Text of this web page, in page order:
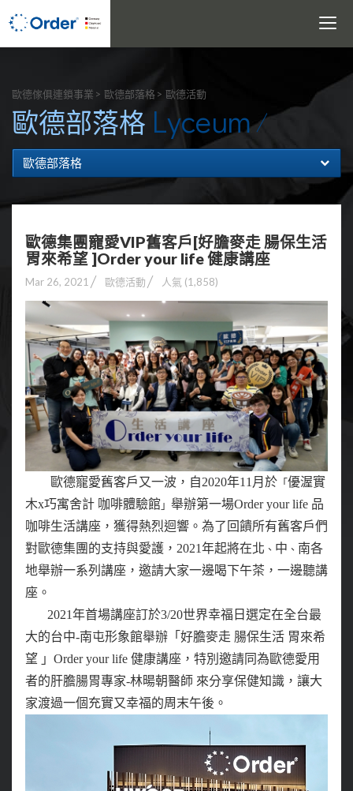
Toggle
歐德傢俱連鎖事業 歐德部落格 歐德活動
歐德部落格 Lyceum
歐德部落格
歐德集團寵愛VIP舊客戶[好膽麥走 腸保生活
胃來希望 ]Order your life 健康講座
Mar 26, 2021 歐德活動 人氣 (1,858)
歐德寵愛舊客戶又一波，自2020年11月於「優渥實
木x巧寓舍計 咖啡體驗館 」 舉辦第一場Order your life 品
咖啡生活講座，獲得熱烈迴響。為了回饋所有舊客戶們
對歐德集團的支持與愛護，2021年起將在北 、 中 、 南各
地舉辦一系列講座，邀請大家一邊喝下午茶，一邊聽講
座。
2021年首場講座訂於3/20世界幸福日選定在全台最
大的台中-南屯形象館舉辦「好膽麥走 腸保生活 胃來希
望 」Order your life 健康講座，特別邀請同為歐德愛用
者的肝膽腸胃專家-林暘朝醫師 來分享保健知識，讓大
家渡過一個充實又幸福的周末午後。